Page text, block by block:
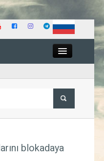
İqtisadiyyat
blokadaya